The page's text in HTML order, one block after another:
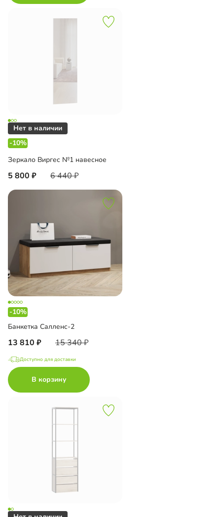
-10%
Зеркало Виргес №1 навесное
5 800 6 440
-10%
Банкетка Салленс-2
13 810 15 340
Доступно для доставки
В корзину